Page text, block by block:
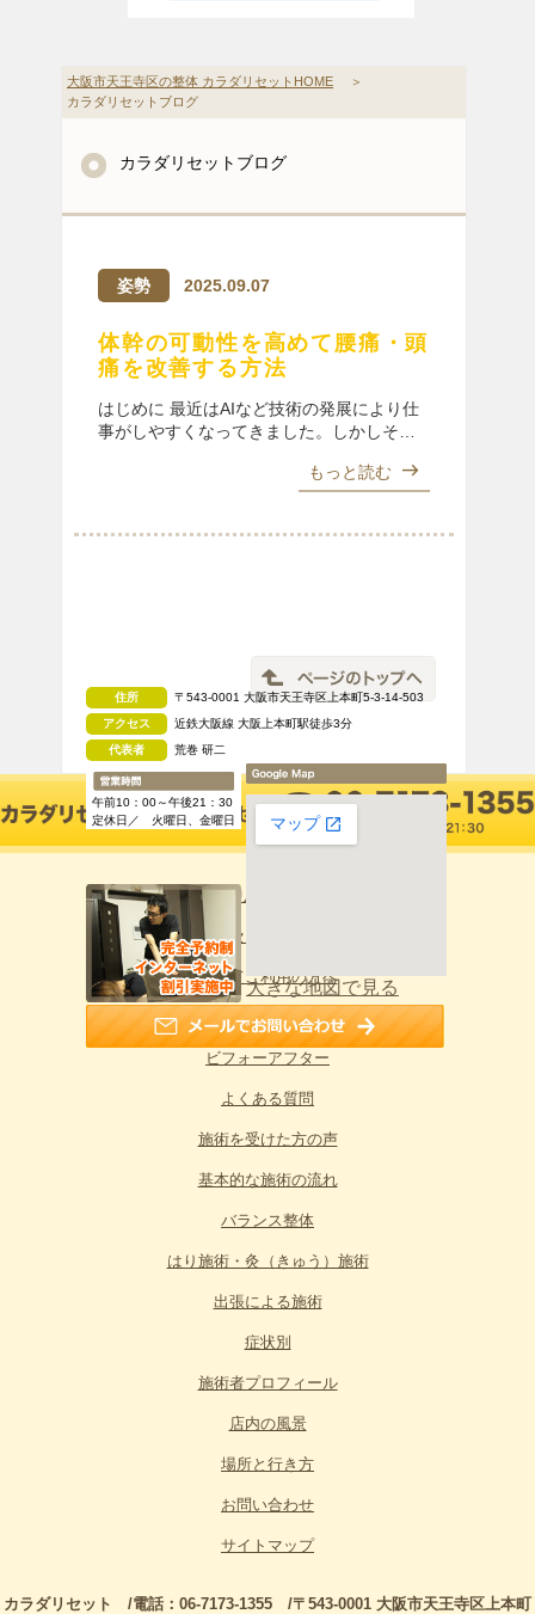
大阪市天王寺区の整体 カラダリセットHOME ＞
カラダリセットブログ
カラダリセットブログ
姿勢 2025.09.07
体幹の可動性を高めて腰痛・頭
痛を改善する方法
はじめに 最近はAIなど技術の発展により仕
事がしやすくなってきました。しかしその
に感じます。デスクワークやスマホ時間の
もっと読む east
住所
〒543-0001 大阪市天王寺区上本町5-3-14-503
アクセス
近鉄大阪線 大阪上本町駅徒歩3分
代表者
荒巻 研二
午前10：00～午後21：30
定休日／ 火曜日、金曜日
大きな地図で見る
カラダリセットTOPへ
カラダリセットと他店の違い
初めてご利用の方へ
施術料金のご案内
ビフォーアフター
よくある質問
施術を受けた方の声
基本的な施術の流れ
バランス整体
はり施術・灸（きゅう）施術
出張による施術
症状別
施術者プロフィール
店内の風景
場所と行き方
お問い合わせ
サイトマップ
カラダリセット /電話：06-7173-1355 /〒543-0001 大阪市天王寺区上本町